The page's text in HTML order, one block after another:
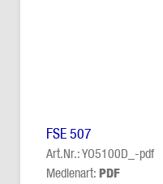
FSE 507
Art.Nr.: YO5100D_-pdf
Medienart: PDF